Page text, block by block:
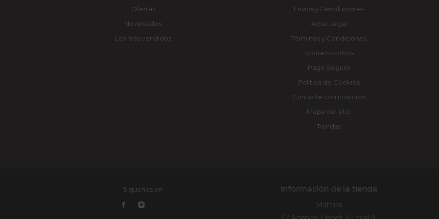
Ofertas
Novedades
Los más vendidos
Envíos y Devoluciones
Aviso Legal
Términos y Condiciones
Sobre nosotros
Pago Seguro
Política de Cookies
Contacte con nosotros
Mapa del sitio
Tiendas
Síguenos en Información de la tienda
Mathiss